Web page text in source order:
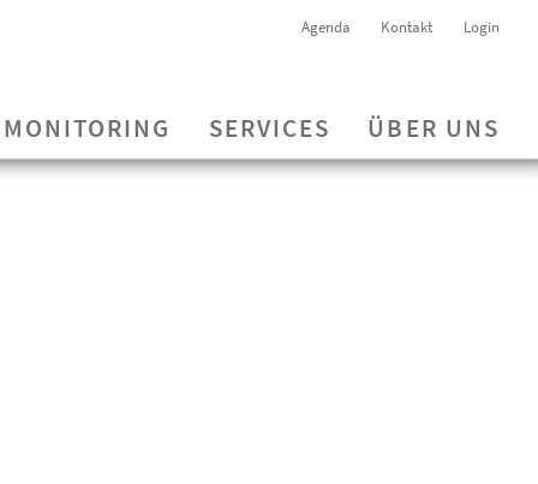
Agenda Kontakt Login
MONITORING SERVICES ÜBER UNS